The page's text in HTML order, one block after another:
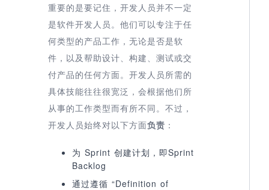
重要的是要记住，开发人员并不一定
是软件开发人员。他们可以专注于任
何类型的产品工作，无论是否是软
件，以及帮助设计、构建、测试或交
付产品的任何方面。开发人员所需的
具体技能往往很宽泛，会根据他们所
从事的工作类型而有所不同。不过，
开发人员始终对以下方面负责 ：
为 Sprint 创建计划，即Sprint
Backlog
通过遵循 “Definition of